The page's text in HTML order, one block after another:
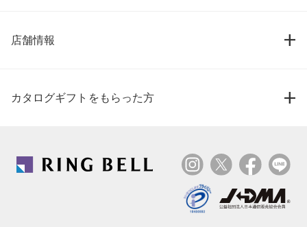
店舗情報
カタログギフトをもらった方